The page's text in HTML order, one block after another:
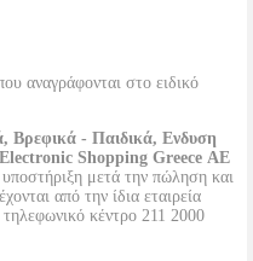
αναγράφονται στο ειδικό
Βρεφικά - Παιδικά, Ενδυση
Electronic Shopping Greece ΑΕ
μετά την πώληση και
από την ίδια εταιρεία
κέντρο 211 2000